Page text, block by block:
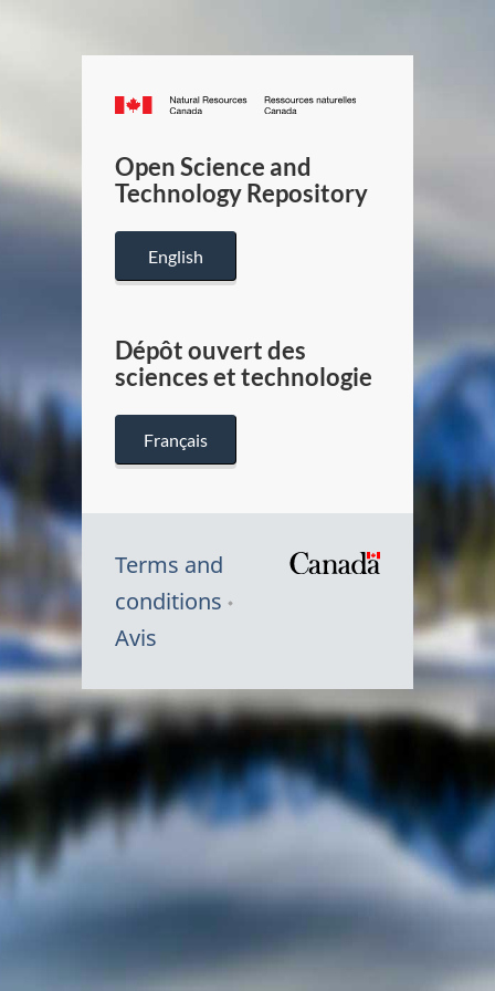
Canada.ca
/
Canada
Open Science and
Technology Repository
English
Dépôt ouvert des
sciences et technologie
Français
Terms and
conditions
Avis
Symbole
du
Canada